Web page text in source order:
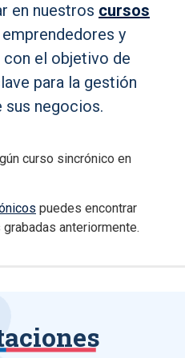
en nuestros cursos
y
el objetivo de
para la gestión
negocios.
curso sincrónico en
puedes encontrar
anteriormente.